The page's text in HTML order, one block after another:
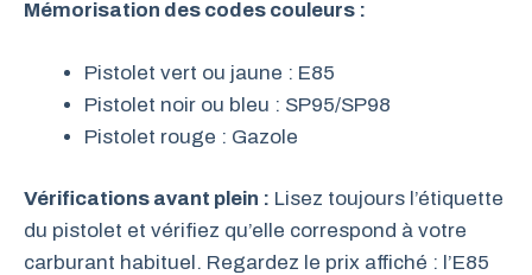
Mémorisation des codes couleurs :
Pistolet vert ou jaune : E85
Pistolet noir ou bleu : SP95/SP98
Pistolet rouge : Gazole
Vérifications avant plein : Lisez toujours l’étiquette
du pistolet et vérifiez qu’elle correspond à votre
carburant habituel. Regardez le prix affiché : l’E85